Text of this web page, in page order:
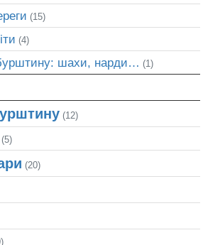
(15)
(4)
бурштину: шахи, нарди… (1)
(12)
(5)
(20)